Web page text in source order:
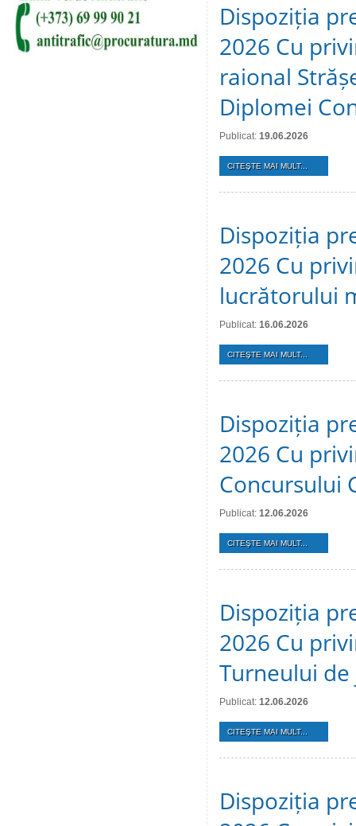
Dispoziția
2026 Cu
raional
Diplomei
Publicat: 19.06.2026
CITEŞTE MAI MULT...
Dispoziția
2026 Cu
lucrătorului
Publicat: 16.06.2026
CITEŞTE MAI MULT...
Dispoziția
2026 Cu
Concursului
Publicat: 12.06.2026
CITEŞTE MAI MULT...
Dispoziția
2026 Cu
Turneului de
Publicat: 12.06.2026
CITEŞTE MAI MULT...
Dispoziția